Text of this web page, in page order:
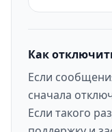
Как
Если
сначала
Если такого